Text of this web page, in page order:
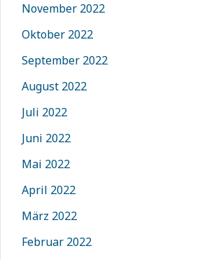
November 2022
Oktober 2022
September 2022
August 2022
Juli 2022
Juni 2022
Mai 2022
April 2022
März 2022
Februar 2022